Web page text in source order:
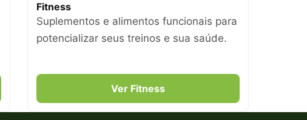
Fitness
Suplementos e alimentos funcionais para
potencializar seus treinos e sua saúde.
Ver Fitness